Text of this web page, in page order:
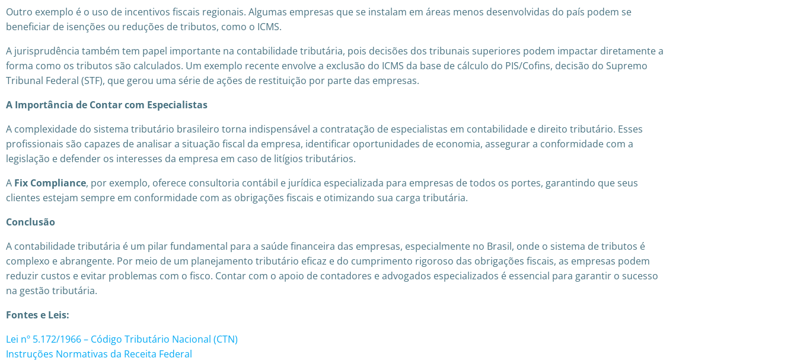
Outro exemplo é o uso de incentivos fiscais regionais. Algumas empresas que se instalam em áreas menos desenvolvidas do país podem se
beneficiar de isenções ou reduções de tributos, como o ICMS.
A jurisprudência também tem papel importante na contabilidade tributária, pois decisões dos tribunais superiores podem impactar diretamente a
forma como os tributos são calculados. Um exemplo recente envolve a exclusão do ICMS da base de cálculo do PIS/Cofins, decisão do Supremo
Tribunal Federal (STF), que gerou uma série de ações de restituição por parte das empresas.
A Importância de Contar com Especialistas
A complexidade do sistema tributário brasileiro torna indispensável a contratação de especialistas em contabilidade e direito tributário. Esses
profissionais são capazes de analisar a situação fiscal da empresa, identificar oportunidades de economia, assegurar a conformidade com a
legislação e defender os interesses da empresa em caso de litígios tributários.
A Fix Compliance, por exemplo, oferece consultoria contábil e jurídica especializada para empresas de todos os portes, garantindo que seus
clientes estejam sempre em conformidade com as obrigações fiscais e otimizando sua carga tributária.
Conclusão
A contabilidade tributária é um pilar fundamental para a saúde financeira das empresas, especialmente no Brasil, onde o sistema de tributos é
complexo e abrangente. Por meio de um planejamento tributário eficaz e do cumprimento rigoroso das obrigações fiscais, as empresas podem
reduzir custos e evitar problemas com o fisco. Contar com o apoio de contadores e advogados especializados é essencial para garantir o sucesso
na gestão tributária.
Fontes e Leis:
Lei nº 5.172/1966 – Código Tributário Nacional (CTN)
Instruções Normativas da Receita Federal